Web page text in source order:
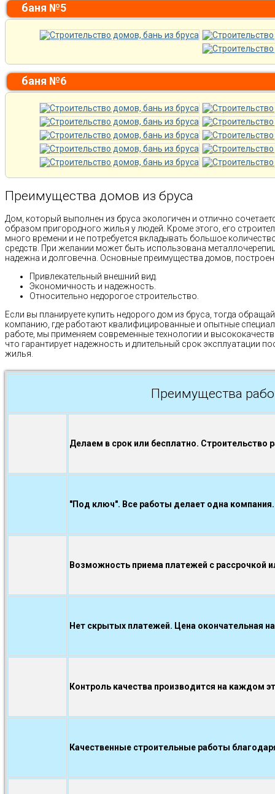
баня №5
баня №6
Преимущества домов из бруса
Дом, который выполнен из бруса экологичен и отлично
образом пригородного жилья у людей. Кроме этого, его
много времени и не потребуется вкладывать большое
средств. При желании может быть использована
надежна и долговечна. Основные преимущества домов,
Привлекательный внешний вид.
Экономичность и надежность.
Относительно недорогое строительство.
Если вы планируете купить недорого дом из бруса, тогда
компанию, где работают квалифицированные и опытные
работе, мы применяем современные технологии и
что гарантирует надежность и длительный срок эксплуатации
жилья.
Преимущества
Делаем в срок или бесплатно. Строительство
"Под ключ". Все работы делает одна компания.
Возможность приема платежей с рассрочкой
Нет скрытых платежей. Цена окончательная
Контроль качества производится на каждом
Качественные строительные работы